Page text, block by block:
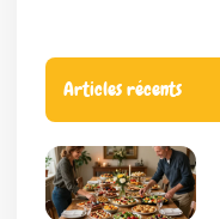
Articles récents